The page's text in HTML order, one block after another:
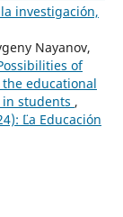
investigación,
Nayanov,
of
educational
students ,
¨¨La Educación